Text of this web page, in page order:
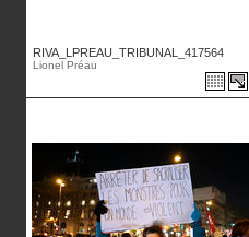
RIVA_LPREAU_TRIBUNAL_417564
Lionel Préau